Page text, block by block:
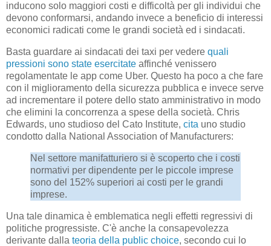
inducono solo maggiori costi e difficoltà per gli individui che
devono conformarsi, andando invece a beneficio di interessi
economici radicati come le grandi società ed i sindacati.
Basta guardare ai sindacati dei taxi per vedere quali
pressioni sono state esercitate affinché venissero
regolamentate le app come Uber. Questo ha poco a che fare
con il miglioramento della sicurezza pubblica e invece serve
ad incrementare il potere dello stato amministrativo in modo
che elimini la concorrenza a spese della società. Chris
Edwards, uno studioso del Cato Institute, cita uno studio
condotto dalla National Association of Manufacturers:
Nel settore manifatturiero si è scoperto che i costi
normativi per dipendente per le piccole imprese
sono del 152% superiori ai costi per le grandi
imprese.
Una tale dinamica è emblematica negli effetti regressivi di
politiche progressiste. C'è anche la consapevolezza
derivante dalla teoria della public choice, secondo cui lo